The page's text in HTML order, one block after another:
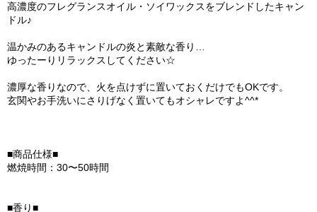
高濃度のフレグランスオイル・ソイワックスをブレンドしたキャン
ドル♪
温かみのあるキャンドルの炎と素敵な香り…
ゆったーりリラックスしてください☆
濃厚な香りなので、火を点けずに置いておくだけでもOKです。
玄関やお手洗いにさりげなく置いてもオシャレですよ^^*
■商品仕様■
燃焼時間：30〜50時間
■香り■